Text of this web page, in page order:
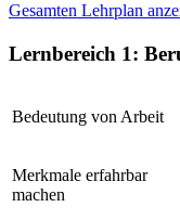
Gesamten Lehrplan
Lernbereich 1:
Bedeutung von Arbeit
Merkmale erfahrbar
machen